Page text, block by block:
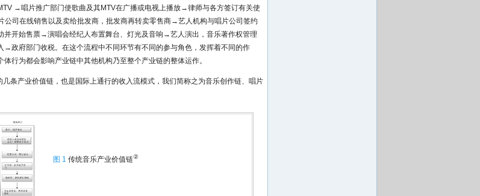
→唱片推广部门使歌曲及其MTV在广播或电视上播放→律师与各方签订有关使
公司在线销售以及卖给批发商，批发商再转卖零售商→艺人机构与唱片公司签约
开始售票→演唱会经纪人布置舞台、灯光及音响→艺人演出，音乐著作权管理
政府部门收税。在这个流程中不同环节有不同的参与角色，发挥着不同的作
行为都会影响产业链中其他机构乃至整个产业链的整体运作。
条产业价值链，也是国际上通行的收入流模式，我们简称之为音乐创作链、唱片
图 1 传统音乐产业价值链②